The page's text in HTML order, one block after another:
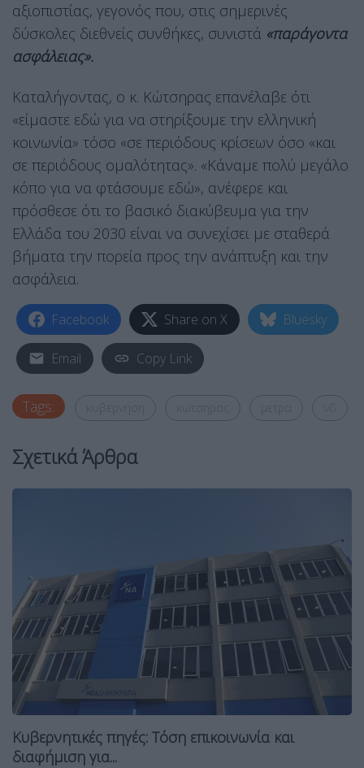
αξιοπιστίας, γεγονός που, στις σημερινές
δύσκολες διεθνείς συνθήκες, συνιστά «παράγοντα
ασφάλειας».
Καταλήγοντας, ο κ. Κώτσηρας επανέλαβε ότι
«είμαστε εδώ για να στηρίξουμε την ελληνική
κοινωνία» τόσο «σε περιόδους κρίσεων όσο «και
σε περιόδους ομαλότητας». «Κάναμε πολύ μεγάλο
κόπο για να φτάσουμε εδώ», ανέφερε και
πρόσθεσε ότι το βασικό διακύβευμα για την
Ελλάδα του 2030 είναι να συνεχίσει με σταθερά
βήματα την πορεία προς την ανάπτυξη και την
ασφάλεια.
Facebook Share on X Bluesky
Email Copy Link
Tags:
Σχετικά Άρθρα
Κυβερνητικές πηγές: Τόση επικοινωνία και
διαφήμιση για...